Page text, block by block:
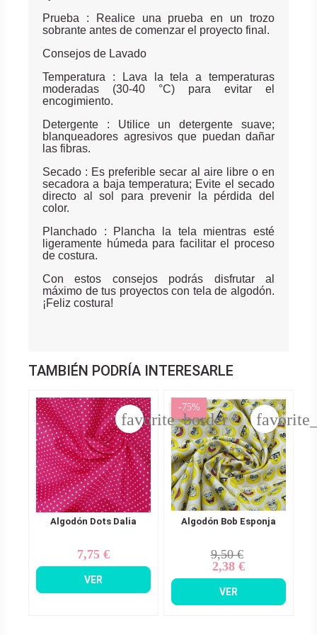
Prueba : Realice una prueba en un trozo
sobrante antes de comenzar el proyecto final.
Consejos de Lavado
Temperatura : Lava la tela a temperaturas
moderadas (30-40 °C) para evitar el
encogimiento.
Detergente : Utilice un detergente suave;
blanqueadores agresivos que puedan dañar
las fibras.
Secado : Es preferible secar al aire libre o en
secadora a baja temperatura; Evite el secado
directo al sol para prevenir la pérdida del
color.
Planchado : Plancha la tela mientras esté
ligeramente húmeda para facilitar el proceso
de costura.
Con estos consejos podrás disfrutar al
máximo de tus proyectos con tela de algodón.
¡Feliz costura!
TAMBIÉN PODRÍA INTERESARLE
Algodón Dots Dalia
Precio
7,75 €
VER
favorite_border
Algodón Bob Esponja
Precio
base
9,50 €
Precio
2,38 €
-75%
VER